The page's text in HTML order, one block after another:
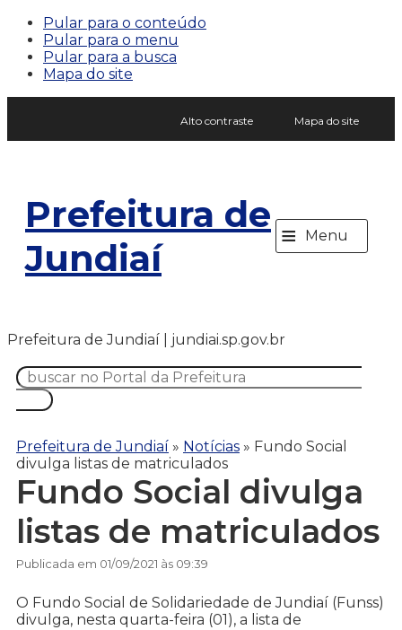
Pular para o conteúdo
Pular para o menu
Pular para a busca
Mapa do site
Alto contraste Mapa do site
Prefeitura de
Jundiaí
≡ Menu
Prefeitura de Jundiaí | jundiai.sp.gov.br
Prefeitura de Jundiaí » Notícias » Fundo Social
divulga listas de matriculados
Fundo Social divulga
listas de matriculados
Publicada em 01/09/2021 às 09:39
O Fundo Social de Solidariedade de Jundiaí (Funss)
divulga, nesta quarta-feira (01), a lista de